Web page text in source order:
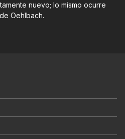
nuevo; lo mismo ocurre
Oehlbach.